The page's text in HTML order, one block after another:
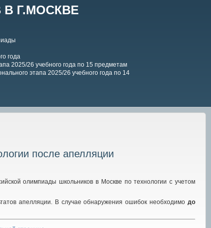
Г.МОСКВЕ
года
2025/26 учебного года по 15 предметам
этапа 2025/26 учебного года по 14
после апелляции
олимпиады школьников в Москве по технологии с учетом
апелляции. В случае обнаружения ошибок необходимо до